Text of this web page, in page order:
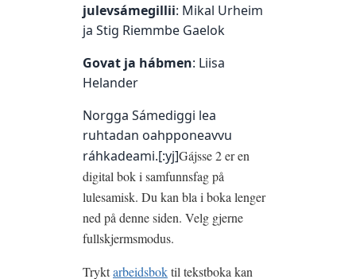
julevsámegillii: Mikal Urheim
ja Stig Riemmbe Gaelok
Govat ja hábmen: Liisa
Helander
Norgga Sámediggi lea
ruhtadan oahpponeavvu
ráhkadeami.[:yj]Gájsse 2 er en
digital bok i samfunnsfag på
lulesamisk. Du kan bla i boka lenger
ned på denne siden. Velg gjerne
fullskjermsmodus.
Tryktarbeidsboktil tekstboka kan